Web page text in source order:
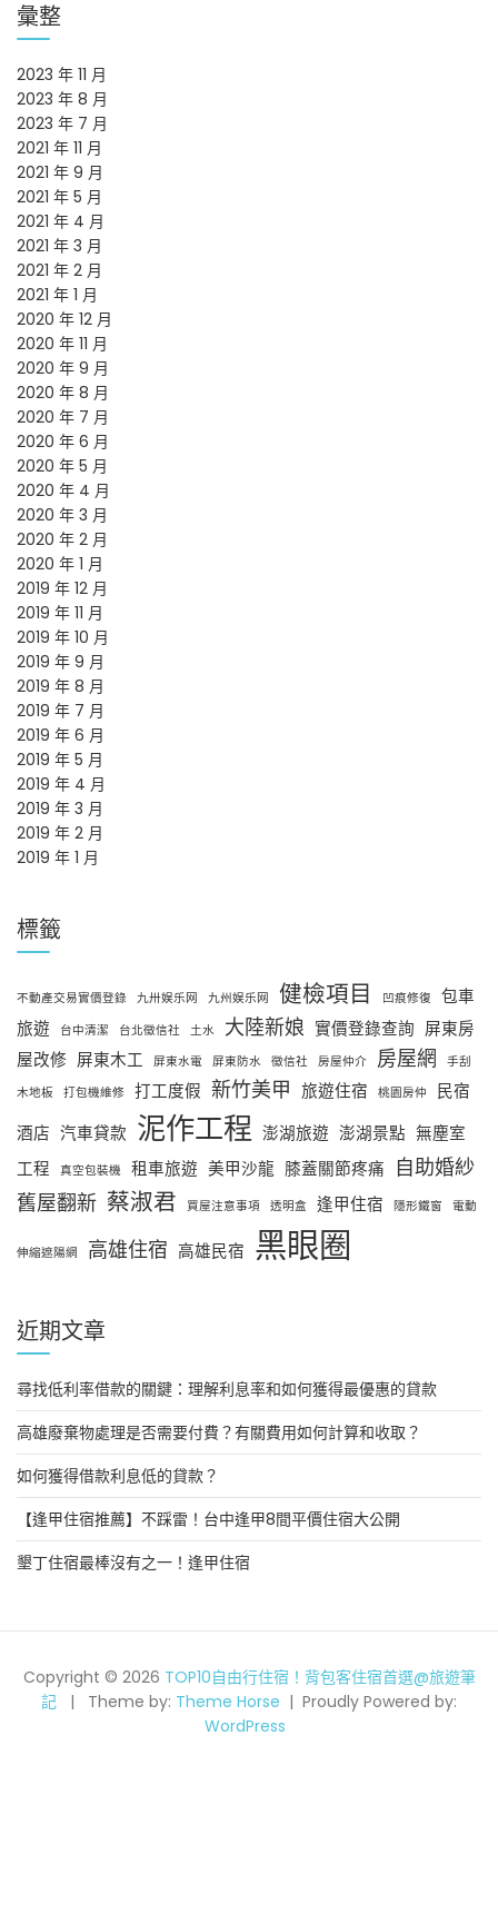
彙整
2023 年 11 月
2023 年 8 月
2023 年 7 月
2021 年 11 月
2021 年 9 月
2021 年 5 月
2021 年 4 月
2021 年 3 月
2021 年 2 月
2021 年 1 月
2020 年 12 月
2020 年 11 月
2020 年 9 月
2020 年 8 月
2020 年 7 月
2020 年 6 月
2020 年 5 月
2020 年 4 月
2020 年 3 月
2020 年 2 月
2020 年 1 月
2019 年 12 月
2019 年 11 月
2019 年 10 月
2019 年 9 月
2019 年 8 月
2019 年 7 月
2019 年 6 月
2019 年 5 月
2019 年 4 月
2019 年 3 月
2019 年 2 月
2019 年 1 月
標籤
不動產交易實價登錄 九卅娱乐网 九州娱乐网 健檢項目 凹痕修復
包車
旅遊
台中清潔 台北徵信社 土水 大陸新娘 實價登錄查詢 屏東房
屋改修 屏東木工 屏東水電 屏東防水 徵信社 房屋仲介 房屋網
手刮
木地板
打包機維修 打工度假 新竹美甲 旅遊住宿 桃園房仲
民宿
酒店 汽車貸款 泥作工程 澎湖旅遊 澎湖景點 無塵室
工程
真空包裝機 租車旅遊 美甲沙龍 膝蓋關節疼痛
自助婚紗
舊屋翻新 蔡淑君 買屋注意事項 透明盒 逢甲住宿 隱形鐵窗 電動
伸縮遮陽網 高雄住宿 高雄民宿 黑眼圈
近期文章
尋找低利率借款的關鍵：理解利息率和如何獲得最優惠的貸款
高雄廢棄物處理是否需要付費？有關費用如何計算和收取？
如何獲得借款利息低的貸款？
【逢甲住宿推薦】不踩雷！台中逢甲8間平價住宿大公開
墾丁住宿最棒沒有之一！逢甲住宿
Copyright © 2026 TOP10自由行住宿！背包客住宿首選@旅遊筆
記
Theme by: Theme Horse
Proudly Powered by:
WordPress